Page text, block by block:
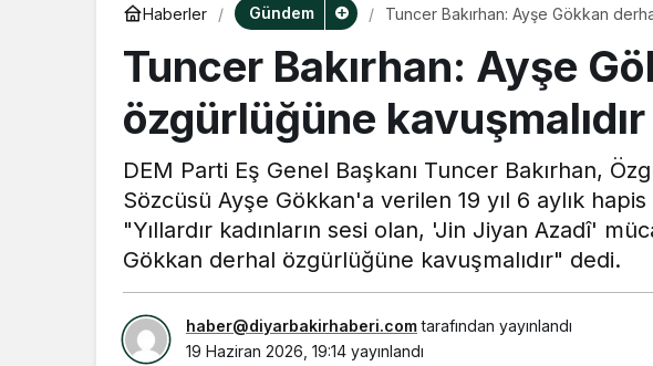
Haberler Gündem Tuncer Bakırhan: Ayşe Gökkan
Tuncer Bakırhan: Ayşe
özgürlüğüne kavuşmalıdır
DEM Parti Eş Genel Başkanı Tuncer Bakırhan,
Sözcüsü Ayşe Gökkan'a verilen 19 yıl 6 aylık
"Yıllardır kadınların sesi olan, 'Jin Jiyan Azadî'
Gökkan derhal özgürlüğüne kavuşmalıdır" dedi.
haber@diyarbakirhaberi.comtarafından yayınlandı
19 Haziran 2026, 19:14 yayınlandı